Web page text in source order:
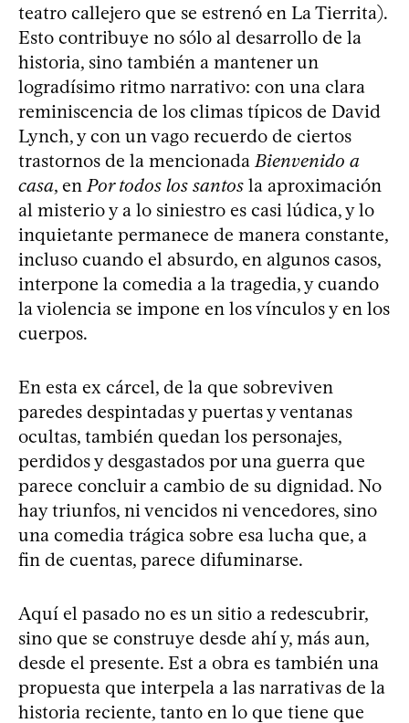
teatro callejero que se estrenó en La Tierrita).
Esto contribuye no sólo al desarrollo de la
historia, sino también a mantener un
logradísimo ritmo narrativo: con una clara
reminiscencia de los climas típicos de David
Lynch, y con un vago recuerdo de ciertos
trastornos de la mencionada Bienvenido a
casa, en Por todos los santos la aproximación
al misterio y a lo siniestro es casi lúdica, y lo
inquietante permanece de manera constante,
incluso cuando el absurdo, en algunos casos,
interpone la comedia a la tragedia, y cuando
la violencia se impone en los vínculos y en los
cuerpos.
En esta ex cárcel, de la que sobreviven
paredes despintadas y puertas y ventanas
ocultas, también quedan los personajes,
perdidos y desgastados por una guerra que
parece concluir a cambio de su dignidad. No
hay triunfos, ni vencidos ni vencedores, sino
una comedia trágica sobre esa lucha que, a
fin de cuentas, parece difuminarse.
Aquí el pasado no es un sitio a redescubrir,
sino que se construye desde ahí y, más aun,
desde el presente. Est a obra es también una
propuesta que interpela a las narrativas de la
historia reciente, tanto en lo que tiene que